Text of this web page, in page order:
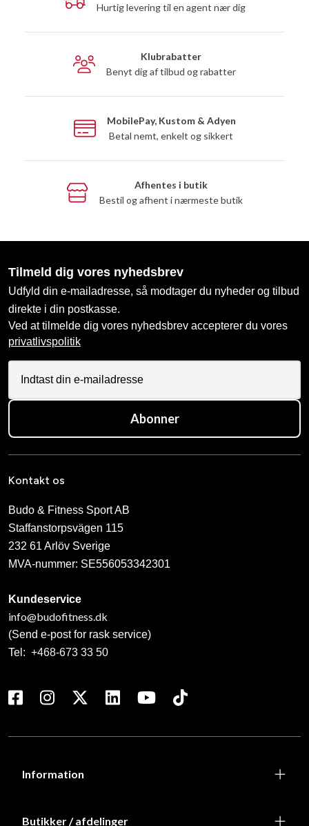
Hurtig levering til en agent nær dig
Klubrabatter
Benyt dig af tilbud og rabatter
MobilePay, Kustom & Adyen
Betal nemt, enkelt og sikkert
Afhentes i butik
Bestil og afhent i nærmeste butik
Tilmeld dig vores nyhedsbrev
Udfyld din e-mailadresse, så modtager du nyheder og tilbud
direkte i din postkasse.
Ved at tilmelde dig vores nyhedsbrev accepterer du vores
privatlivspolitik
Abonner
Kontakt os
Budo & Fitness Sport AB
Staffanstorpsvägen 115
232 61 Arlöv Sverige
MVA-nummer: SE556053342301
Kundeservice
info@budofitness.dk
(Send e-post for rask service)
Tel: +468-673 33 50
Information
Butikker / afdelinger